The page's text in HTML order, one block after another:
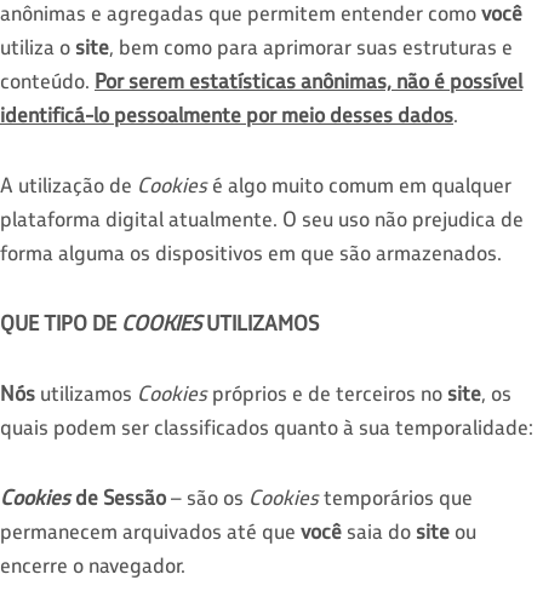
anônimas e agregadas que permitem entender comovocê
utiliza o site, bem como para aprimorar suas estruturas e
conteúdo. Por serem estatísticas anônimas, não é possível
identificá-lo pessoalmente por meio desses dados.
A utilização de Cookiesé algo muito comum em qualquer
plataforma digital atualmente. O seu uso não prejudica de
forma alguma os dispositivos em que são armazenados.
QUE TIPO DE COOKIESUTILIZAMOS
Nós utilizamos Cookiespróprios e de terceiros no site, os
quais podem ser classificados quanto à sua temporalidade:
Cookiesde Sessão– são os Cookiestemporários que
permanecem arquivados até que você saia do site ou
encerre o navegador.